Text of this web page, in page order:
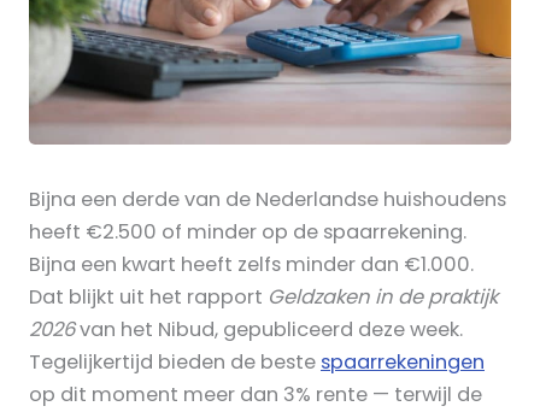
Bijna een derde van de Nederlandse huishoudens
heeft €2.500 of minder op de spaarrekening.
Bijna een kwart heeft zelfs minder dan €1.000.
Dat blijkt uit het rapport Geldzaken in de praktijk
2026van het Nibud, gepubliceerd deze week.
Tegelijkertijd bieden de beste spaarrekeningen
op dit moment meer dan 3% rente — terwijl de